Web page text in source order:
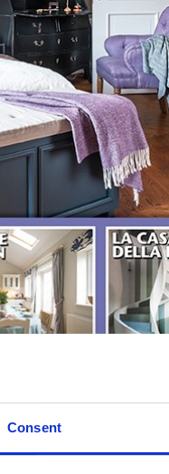
Consent